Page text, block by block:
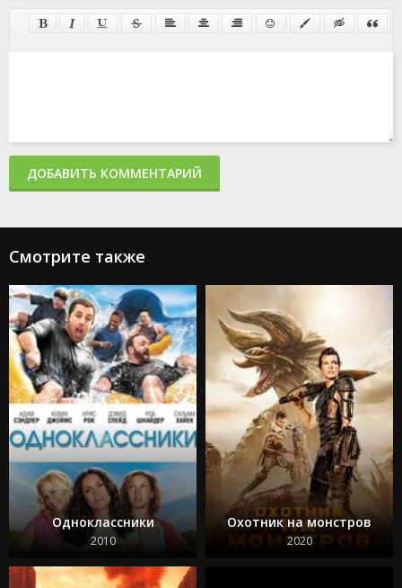
ДОБАВИТЬ КОММЕНТАРИЙ
Смотрите также
Одноклассники
2010
Охотник на монстров
2020